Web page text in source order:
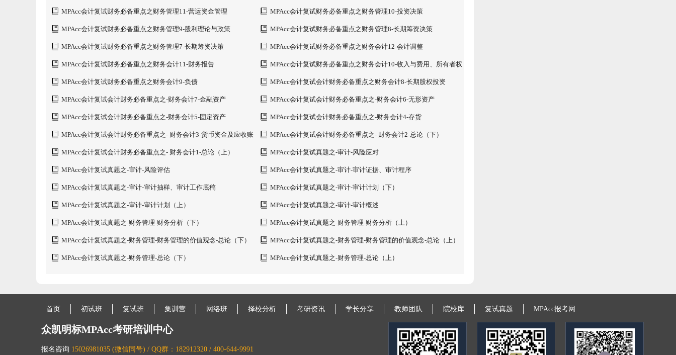
MPAcc会计复试财务必备重点之财务管理11-营运资金管理 MPAcc会计复试财务必备重点之财务管理10-投资决策
MPAcc会计复试财务必备重点之财务管理9-股利理论与政策 MPAcc会计复试财务必备重点之财务管理8-长期筹资决策
MPAcc会计复试财务必备重点之财务管理7-长期筹资决策 MPAcc会计复试财务必备重点之财务会计12-会计调整
MPAcc会计复试财务必备重点之财务会计11-财务报告
MPAcc会计复试财务必备重点之财务会计10-收入与费用、所有者权
MPAcc会计复试财务必备重点之财务会计9-负债 MPAcc会计复试会计财务必备重点之财务会计8-长期股权投资
MPAcc会计复试会计财务必备重点之-财务会计7-金融资产 MPAcc会计复试会计财务必备重点之-财务会计6-无形资产
MPAcc会计复试会计财务必备重点之-财务会计5-固定资产 MPAcc会计复试会计财务必备重点之-财务会计4-存货
MPAcc会计复试会计财务必备重点之- 财务会计3-货币资金及应收账
MPAcc会计复试会计财务必备重点之- 财务会计2-总论（下）
MPAcc会计复试会计财务必备重点之- 财务会计1-总论（上） MPAcc会计复试真题之-审计-风险应对
MPAcc会计复试真题之-审计-风险评估 MPAcc会计复试真题之-审计-审计证据、审计程序
MPAcc会计复试真题之-审计-审计抽样、审计工作底稿 MPAcc会计复试真题之-审计-审计计划（下）
MPAcc会计复试真题之-审计-审计计划（上） MPAcc会计复试真题之-审计-审计概述
MPAcc会计复试真题之-财务管理-财务分析（下） MPAcc会计复试真题之-财务管理-财务分析（上）
MPAcc会计复试真题之-财务管理-财务管理的价值观念-总论（下） MPAcc会计复试真题之-财务管理-财务管理的价值观念-总论（上）
MPAcc会计复试真题之-财务管理-总论（下） MPAcc会计复试真题之-财务管理-总论（上）
首页 初试班 复试班 集训营 网络班 择校分析 考研资讯 学长分享 教师团队 院校库 复试真题 MPAcc报考网
众凯明标MPAcc考研培训中心
报名咨询 15026981035 (微信同号) / QQ群：182912320 / 400-644-9991